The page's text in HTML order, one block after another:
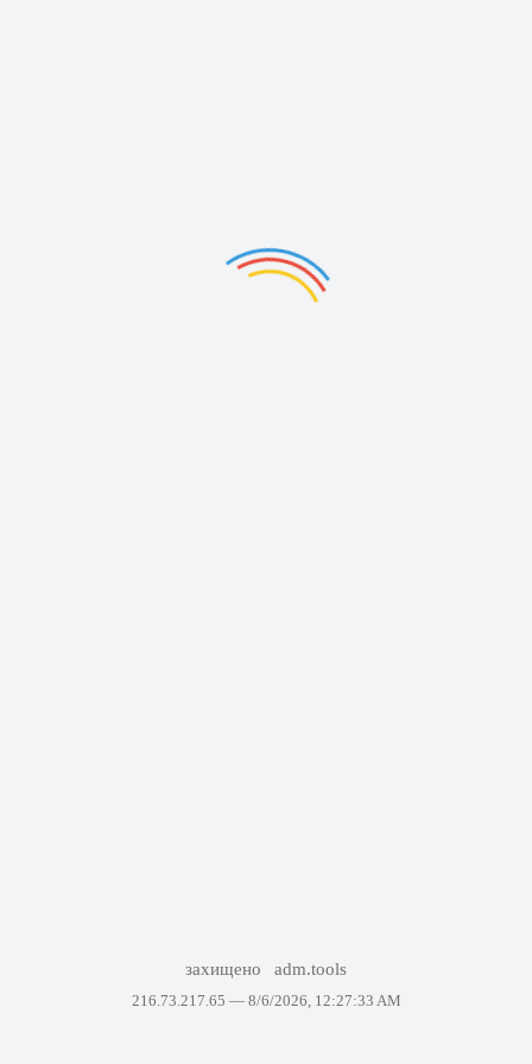
захищено adm.tools
216.73.217.65 — 8/6/2026, 12:27:33 AM